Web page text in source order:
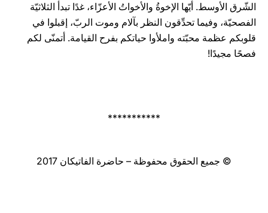
الشّرق الأوسط. أيّها الإخوةُ والأخواتُ الأعزّاء، غدًا تبدأ الثلاثيّة
الفصحيّة، وفيما تحدِّقون النظر بآلام وموت الربّ، إقبلوا في
قلوبكم عظمة محبّته واملأوا حياتكم بفرح القيامة. أتمنّى لكم
فصحًا مجيدًا!
***********
© جميع الحقوق محفوظة – حاضرة الفاتيكان 2017